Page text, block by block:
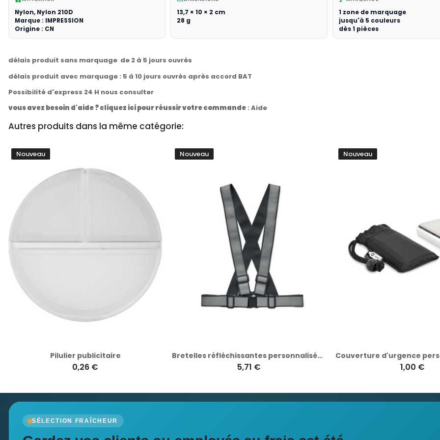
Nylon, Nylon 210D
Marque : IMPRESSION
Origine : CN
13,7 × 10 × 2 cm
28 g
1 zone de marquage
jusqu'à 5 couleurs
dès 1 pièces
délais produit sans marquage de 2 à 5 jours ouvrés
délais produit avec marquage : 5 à 10 jours ouvrés après accord BAT
Possibilité d'express 24 H nous consulter
vous avez besoin d'aide ? cliquez ici pour réussir votre commande : Aide
Autres produits dans la même catégorie:
Nouveau
Pilulier publicitaire
0,26 €
Nouveau
Bretelles réfléchissantes personnalisées ALLVISIBLE+
5,71 €
Nouveau
1,00 €
SÉLECTION FRAÎCHEUR
Newsletter